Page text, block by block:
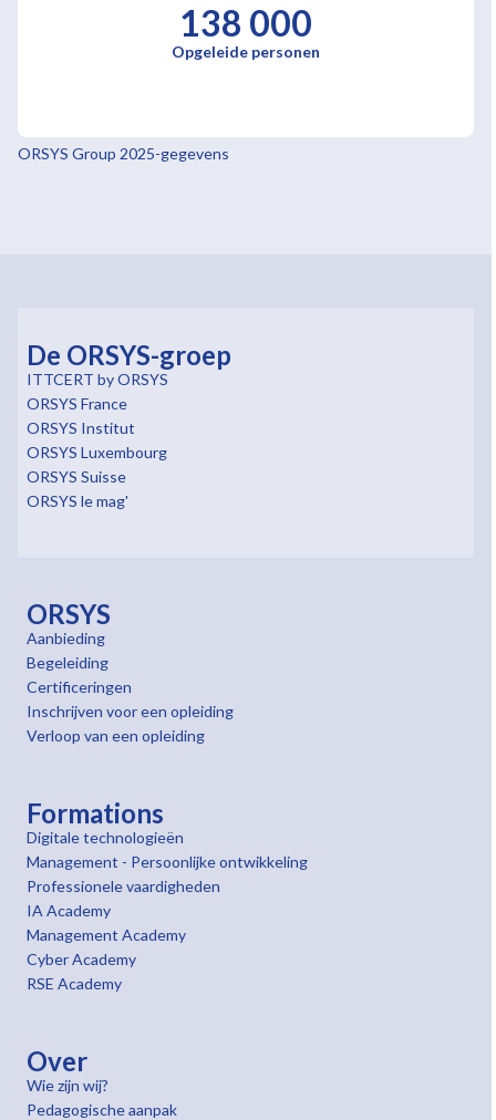
138 000
Opgeleide personen
ORSYS Group 2025-gegevens
De ORSYS-groep
ITTCERT by ORSYS
ORSYS France
ORSYS Institut
ORSYS Luxembourg
ORSYS Suisse
ORSYS le mag'
ORSYS
Aanbieding
Begeleiding
Certificeringen
Inschrijven voor een opleiding
Verloop van een opleiding
Formations
Digitale technologieën
Management - Persoonlijke ontwikkeling
Professionele vaardigheden
IA Academy
Management Academy
Cyber Academy
RSE Academy
Over
Wie zijn wij?
Pedagogische aanpak